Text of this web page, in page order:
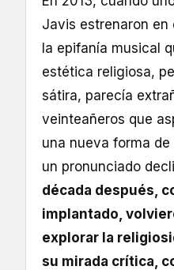
Javis estrenaron en
la epifanía musical
estética religiosa,
sátira, parecía
veinteañeros que
una nueva forma
un pronunciado
década después,
implantado,
explorar la
su mirada crítica,